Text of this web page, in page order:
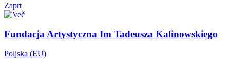
Zaprt
Fundacja Artystyczna Im Tadeusza Kalinowskiego
Poljska (EU)